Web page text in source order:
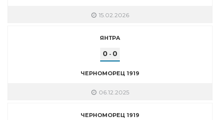
15.02.2026
ЯНТРА
0 - 0
ЧЕРНОМОРЕЦ 1919
06.12.2025
ЧЕРНОМОРЕЦ 1919